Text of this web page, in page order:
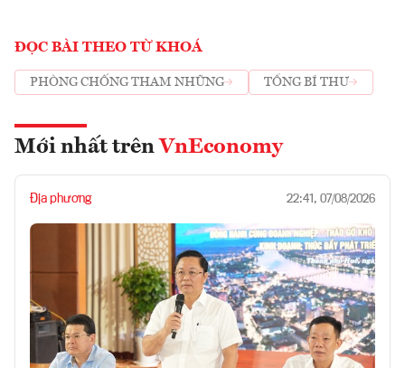
ĐỌC BÀI THEO TỪ KHOÁ
PHÒNG CHỐNG THAM NHŨNG TỔNG BÍ THƯ
Mới nhất trên VnEconomy
Địa phương 22:41, 07/08/2026